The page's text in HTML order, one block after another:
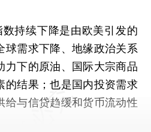
持续下降是由欧美引发的
球需求下降、地缘政治关系
力下的原油、国际大宗商品
的结果；也是国内投资需求
给与信贷趋缓和货币流动性